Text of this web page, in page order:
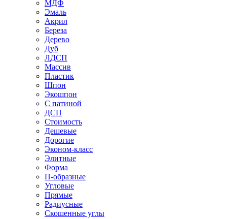
МДФ
Эмаль
Акрил
Береза
Дерево
Дуб
ЛДСП
Массив
Пластик
Шпон
Экошпон
С патиной
ДСП
Стоимость
Дешевые
Дорогие
Эконом-класс
Элитные
Форма
П-образные
Угловые
Прямые
Радиусные
Скошенные углы